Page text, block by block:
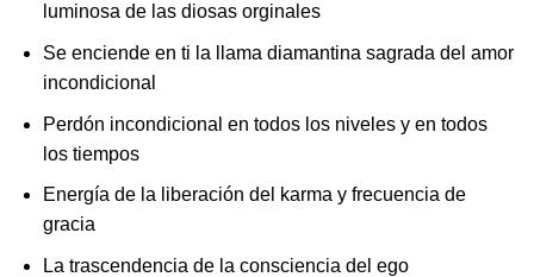
luminosa de las diosas orginales
Se enciende en ti la llama diamantina sagrada del amor
incondicional
Perdón incondicional en todos los niveles y en todos
los tiempos
Energía de la liberación del karma y frecuencia de
gracia
La trascendencia de la consciencia del ego